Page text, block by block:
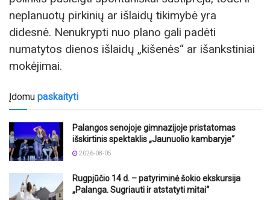
neplanuotų pirkinių ar išlaidų tikimybė yra
didesnė. Nenukrypti nuo plano gali padėti
numatytos dienos išlaidų „kišenės“ ar išankstiniai
mokėjimai.
Įdomu paskaityti
Palangos senojoje gimnazijoje pristatomas
išskirtinis spektaklis „Jaunuolio kambaryje“
2026-08-05
Rugpjūčio 14 d. – patyriminė šokio ekskursija
„Palanga. Sugriauti ir atstatyti mitai“